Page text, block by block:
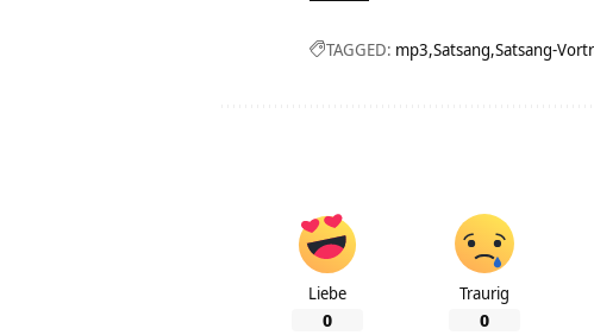
TAGGED: mp3 Satsang Satsang-
Liebe
0
Traurig
0